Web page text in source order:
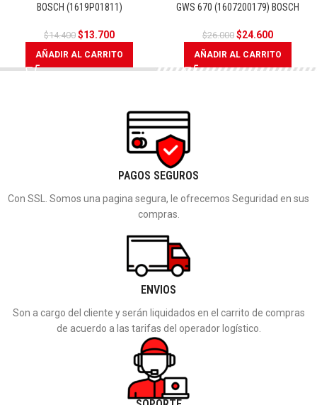
BOSCH (1619P01811)
$14.400 $13.700
AÑADIR AL CARRITO
GWS 670 (1607200179) BOSCH
$26.000 $24.600
AÑADIR AL CARRITO
PAGOS SEGUROS
Con SSL. Somos una pagina segura, le ofrecemos Seguridad en sus
compras.
ENVIOS
Son a cargo del cliente y serán liquidados en el carrito de compras
de acuerdo a las tarifas del operador logístico.